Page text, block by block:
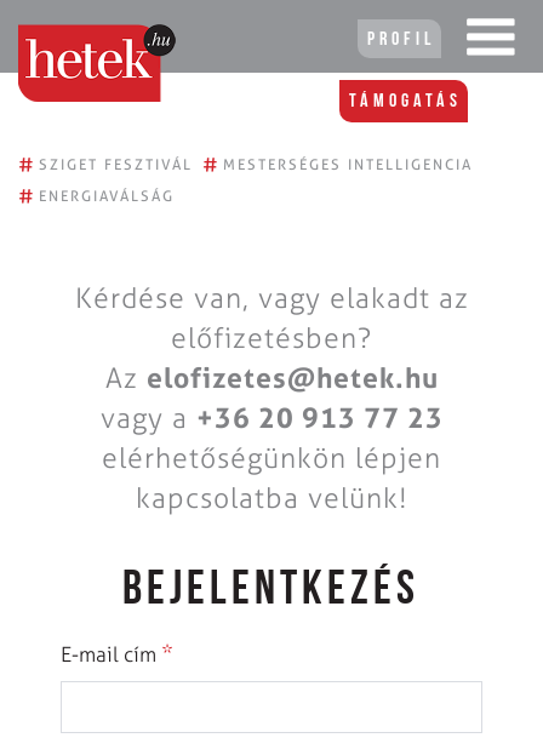
Profil
Támogatás
# SZIGET FESZTIVÁL # MESTERSÉGES INTELLIGENCIA
# ENERGIAVÁLSÁG
Kérdése van, vagy elakadt az
előfizetésben?
Az elofizetes@hetek.hu
vagy a +36 20 913 77 23
elérhetőségünkön lépjen
kapcsolatba velünk!
BEJELENTKEZÉS
E-mail cím *